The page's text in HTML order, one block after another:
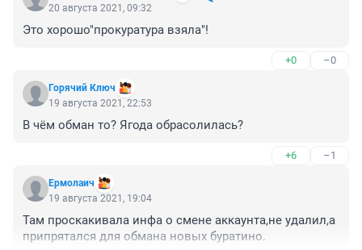
20 августа 2021, 09:32
Это хорошо"прокуратура взяла"!
+0 –0
Горячий Ключ
19 августа 2021, 22:53
В чём обман то? Ягода обрасолилась?
+6 –1
Ермолаич
19 августа 2021, 19:04
Там проскакивала инфа о смене аккаунта,не удалил,а
припрятался для обмана новых буратино.